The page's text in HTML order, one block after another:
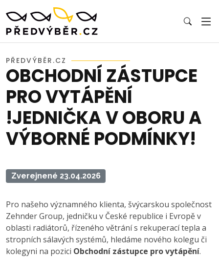
PŘEDVÝBĚR.CZ
OBCHODNÍ ZÁSTUPCE
PRO VYTÁPĚNÍ
!JEDNIČKA V OBORU A
VÝBORNÉ PODMÍNKY!
Zverejnené 23.04.2026
Pro našeho významného klienta, švýcarskou společnost
Zehnder Group, jedničku v České republice i Evropě v
oblasti radiátorů, řízeného větrání s rekuperací tepla a
stropních sálavých systémů, hledáme nového kolegu či
kolegyni na pozici Obchodní zástupce pro vytápění.